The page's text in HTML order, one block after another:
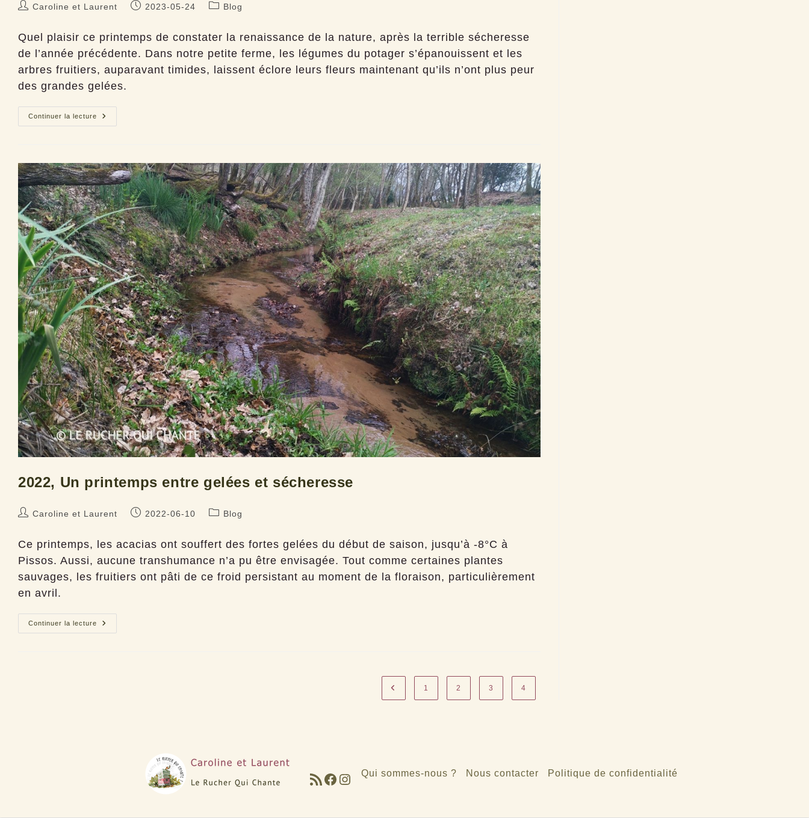
Auteur/autrice
publication :
Caroline et Laurent
Publication
2023-05-24
PostBlog
Quel plaisir ce printemps de constater la renaissance de la nature, après la terrible sécheresse
de l’année précédente. Dans notre petite ferme, les légumes du potager s’épanouissent et les
arbres fruitiers, auparavant timides, laissent éclore leurs fleurs maintenant qu’ils n’ont plus peur
des grandes gelées.
Continuer la lecture
2023,
Un
2022, Un printemps entre gelées et sécheresse
Auteur/autrice
publication :
Caroline et Laurent
Publication
2022-06-10
PostBlog
Ce printemps, les acacias ont souffert des fortes gelées du début de saison, jusqu’à -8°C à
Pissos. Aussi, aucune transhumance n’a pu être envisagée. Tout comme certaines plantes
sauvages, les fruitiers ont pâti de ce froid persistant au moment de la floraison, particulièrement
en avril.
Continuer la lecture
2022,
Un
Go to the previous page
1 2 3 4
Flux RSSFacebook
Instagram
Qui sommes-nous ? Nous contacter Politique de confidentialité